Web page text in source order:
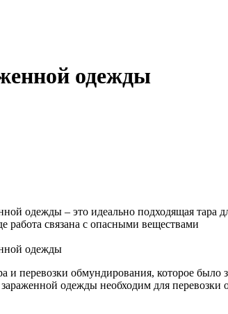
одежды
одежды – это идеально подходящая тара
работа связана с опасными веществами
одежды
и перевозки обмундирования, которое
одежды необходим для перевозки